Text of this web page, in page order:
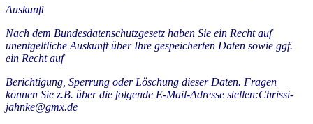
Auskunft
Nach dem Bundesdatenschutzgesetz haben Sie ein Recht auf
unentgeltliche Auskunft über Ihre gespeicherten Daten sowie ggf.
ein Recht auf
Berichtigung, Sperrung oder Löschung dieser Daten. Fragen
können Sie z.B. über die folgende E-Mail-Adresse stellen:Chrissi-
jahnke@gmx.de